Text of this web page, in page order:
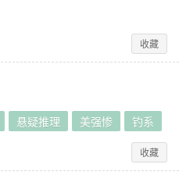
收藏
悬疑推理 美强惨 钓系
收藏